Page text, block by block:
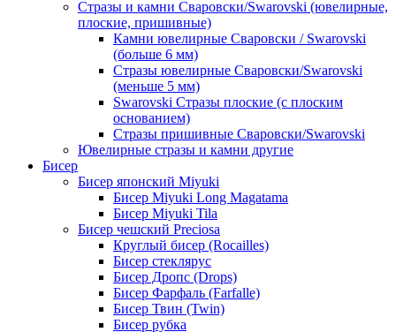
Стразы и камни Сваровски/Swarovski (ювелирные,
плоские, пришивные)
Камни ювелирные Сваровски / Swarovski
(больше 6 мм)
Стразы ювелирные Сваровски/Swarovski
(меньше 5 мм)
Swarovski Стразы плоские (с плоским
основанием)
Стразы пришивные Сваровски/Swarovski
Ювелирные стразы и камни другие
Бисер
Бисер японский Miyuki
Бисер Miyuki Long Magatama
Бисер Miyuki Tila
Бисер чешский Preciosa
Круглый бисер (Rocailles)
Бисер стеклярус
Бисер Дропс (Drops)
Бисер Фарфаль (Farfalle)
Бисер Твин (Twin)
Бисер рубка